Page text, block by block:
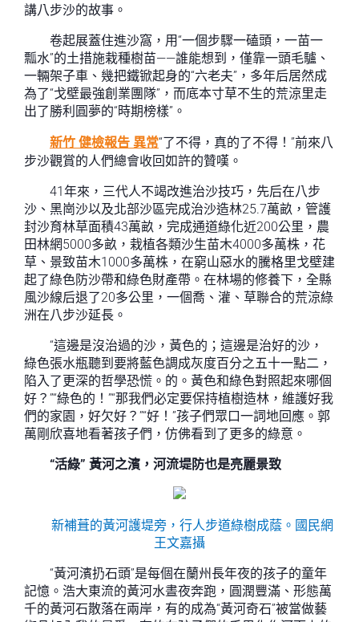
講八步沙的故事。
卷起展蓋住進沙窩，用“一個步驟一磕頭，一苗一
瓢水”的土措施栽種樹苗——誰能想到，僅靠一頭毛驢、
一輛架子車、幾把鐵锨起身的“六老夫”，多年后居然成
為了“戈壁最強創業團隊”，而底本寸草不生的荒涼里走
出了勝利圓夢的“時期榜樣”。
新竹 健檢報告 異常“了不得，真的了不得！”前來八
步沙觀賞的人們總會收回如許的贊嘆。
41年來，三代人不竭改進治沙技巧，先后在八步
沙、黑崗沙以及北部沙區完成治沙造林25.7萬畝，管護
封沙育林草面積43萬畝，完成通道綠化近200公里，農
田林網5000多畝，栽植各類沙生苗木4000多萬株，花
草、景致苗木1000多萬株，在窮山惡水的騰格里戈壁建
起了綠色防沙帶和綠色財產帶。在林場的修養下，全縣
風沙線后退了20多公里，一個喬、灌、草聯合的荒涼綠
洲在八步沙延長。
“這邊是沒治過的沙，黃色的；這邊是治好的沙，
綠色張水瓶聽到要將藍色調成灰度百分之五十一點二，
陷入了更深的哲學恐慌。的。黃色和綠色對照起來哪個
好？”“綠色的！”“那我們必定要保持植樹造林，維護好我
們的家園，好欠好？”“好！”孩子們眾口一詞地回應。郭
萬剛欣喜地看著孩子們，仿佛看到了更多的綠意。
“活綠” 黃河之濱，河流堤防也是亮麗景致
新補葺的黃河護堤旁，行人步道綠樹成蔭。 國民網
王文嘉攝
“黃河濱扔石頭”是每個在蘭州長年夜的孩子的童年
記憶。浩大東流的黃河水晝夜奔跑，圓潤豐滿、形態萬
千的黃河石散落在兩岸，有的成為“黃河奇石”被當做藝